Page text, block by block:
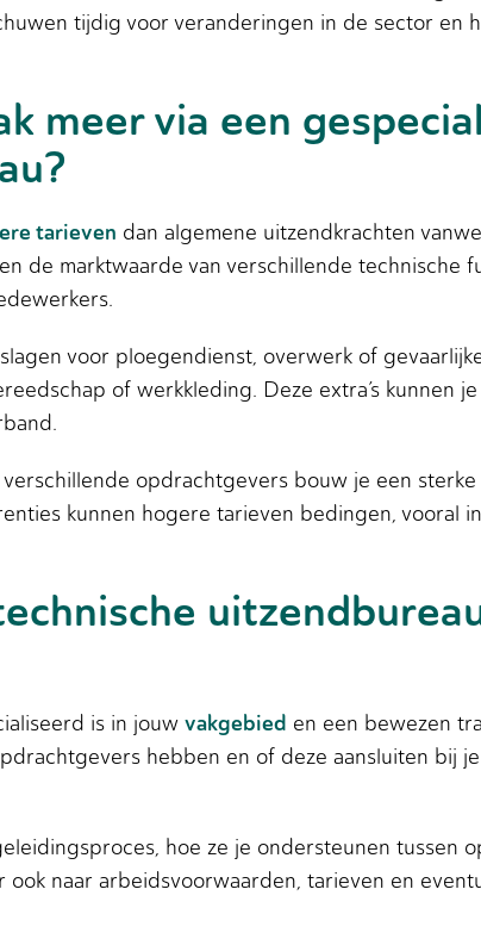
tijdig voor veranderingen in de sector en
meer via een
tarieven dan algemene uitzendkrachten
de marktwaarde van verschillende technische
voor ploegendienst, overwerk of
of werkkleding. Deze extra’s kunnen
opdrachtgevers bouw je een
kunnen hogere tarieven bedingen, vooral
is in jouw vakgebied en een bewezen
hebben en of deze aansluiten bij
hoe ze je ondersteunen tussen
naar arbeidsvoorwaarden, tarieven en